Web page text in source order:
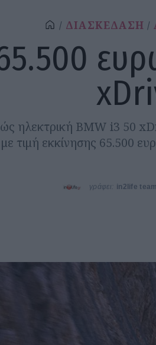
ΔΙΑΣΚΕΔΑΣΗ
ηλεκτρική BMW i3 50
τιμή εκκίνησης 65.500
γράφει: in2life team